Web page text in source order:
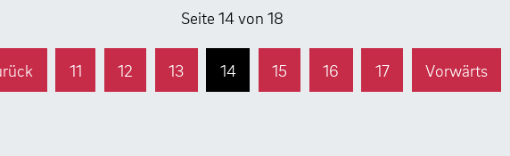
Seite 14 von 18
11 12 13 14 15 16 17 Vorwärts